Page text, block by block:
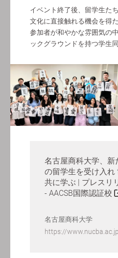
イベント終了後、留学生た
文化に直接触れる機会を得
参加者が和やかな雰囲気の
ックグラウンドを持つ学生
名古屋商科大学、新
の留学生を受け入れ
共に学ぶ | プレスリ
- AACSB国際認証校
名古屋商科大学
https://